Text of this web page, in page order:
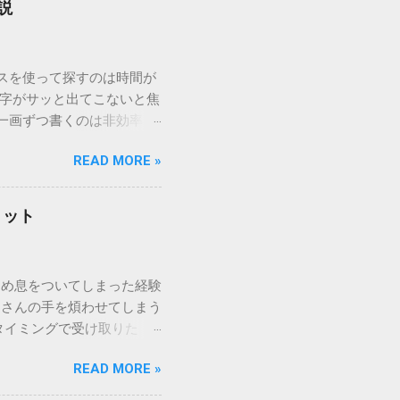
を使って探すのは時間が
がサッと出てこないと焦
画ずつ書くのは非効率で
を詳しく解説します。
換」しても旧字・外字
は、パソコンが文字を
）によって「第1水
文字には、いわば「住
接指定すれば、確実に呼
も汎用性が高く、特別な
する。 入力モードを「半
READ MORE »
ト
息をついてしまった経験
んの手を煩わせてしまう
ミングで受け取りた
ストレスは驚くほど軽く
メリットを徹底解説しま
READ MORE »